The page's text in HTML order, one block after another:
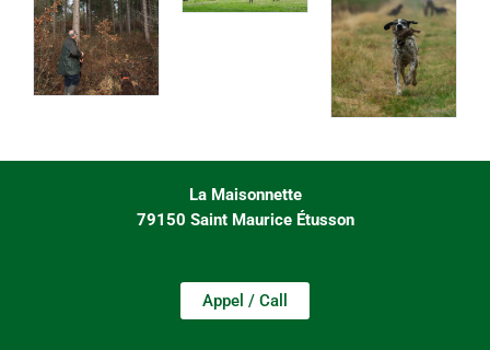
La Maisonnette
79150 Saint Maurice Étusson
Appel / Call